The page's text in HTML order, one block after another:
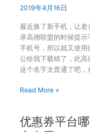
什
没
有
分
享
二
码？
联
周
2019年4月16日
最近换了新手机，让
录高佣联盟的时候提
手机号，所以就又使
公给我下载错了，此
这个名字太普通了吧，
高
盟
Read More »
优惠券平台